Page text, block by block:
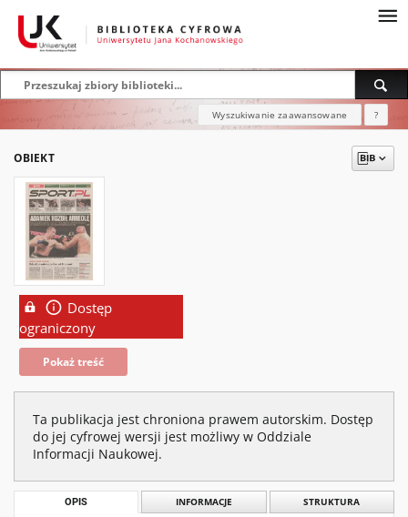
Wyszukiwanie zaawansowane ?
OBIEKT
Dostęp
ograniczony
Pokaż treść
Ta publikacja jest chroniona prawem autorskim. Dostęp
do jej cyfrowej wersji jest możliwy w Oddziale
Informacji Naukowej.
OPIS INFORMACJE STRUKTURA